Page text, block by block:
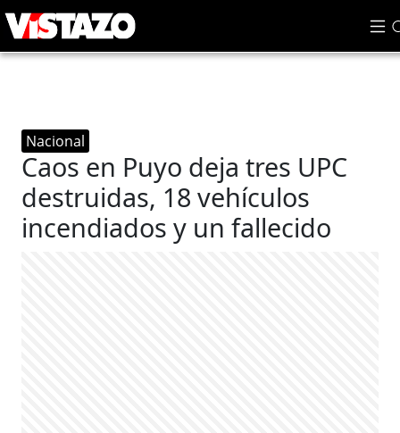
Nacional
Caos en Puyo deja tres UPC
destruidas, 18 vehículos
incendiados y un fallecido